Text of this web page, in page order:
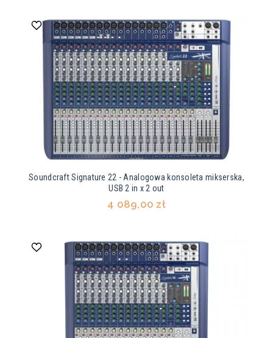
Soundcraft Signature 22 - Analogowa konsoleta mikserska,
USB 2 in x 2 out
4 089,00 zł